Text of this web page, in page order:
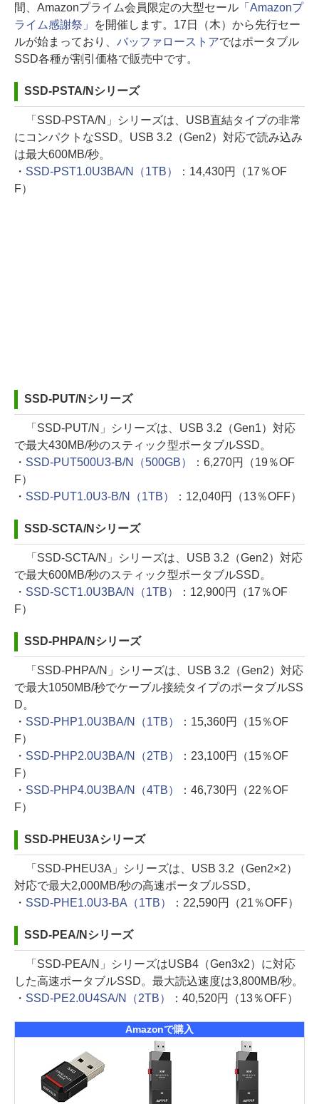
間、Amazonプライム会員限定の大型セール「Amazonプ
ライム感謝祭」
を開催します。17日（木）から先行セー
ルが始まっており、 バッファローストアではポータブル
SSD各種が割引価格で販売中です。
SSD-PSTA/Nシリーズ
「SSD-PSTA/N」シリーズは、USB直結タイプの非常
にコンパクトなSSD。USB 3.2（Gen2）対応で読み込み
は最大600MB/秒。
・ SSD-PST1.0U3BA/N（1TB）
：14,430円（17％OF
F）
SSD-PUT/Nシリーズ
「SSD-PUT/N」シリーズは、USB 3.2（Gen1）対応
で最大430MB/秒のスティック型ポータブルSSD。
・ SSD-PUT500U3-B/N（500GB）
：6,270円（19％OF
F）
・ SSD-PUT1.0U3-B/N（1TB） ：12,040円（13％OFF）
SSD-SCTA/Nシリーズ
「SSD-SCTA/N」シリーズは、USB 3.2（Gen2）対応
で最大600MB/秒のスティック型ポータブルSSD。
・ SSD-SCT1.0U3BA/N（1TB）
：12,900円（17％OF
F）
SSD-PHPA/Nシリーズ
「SSD-PHPA/N」シリーズは、USB 3.2（Gen2）対応
で最大1050MB/秒でケーブル接続タイプのポータブルSS
D。
・ SSD-PHP1.0U3BA/N（1TB）
：15,360円（15％OF
F）
・ SSD-PHP2.0U3BA/N（2TB）
：23,100円（15％OF
F）
・ SSD-PHP4.0U3BA/N（4TB）
：46,730円（22％OF
F）
SSD-PHEU3Aシリーズ
「SSD-PHEU3A」シリーズは、USB 3.2（Gen2×2）
対応で最大2,000MB/秒の高速ポータブルSSD。
・ SSD-PHE1.0U3-BA（1TB） ：22,590円（21％OFF）
SSD-PEA/Nシリーズ
「SSD-PEA/N」シリーズはUSB4（Gen3x2）に対応
した高速ポータブルSSD。最大読込速度は3,800MB/秒。
・ SSD-PE2.0U4SA/N（2TB） ：40,520円（13％OFF）
Amazonで購入